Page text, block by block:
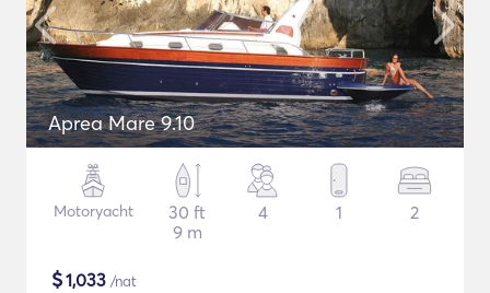
Aprea Mare 9.10
Motoryacht
30 ft
9 m
4 1 2
$1,033 /nat